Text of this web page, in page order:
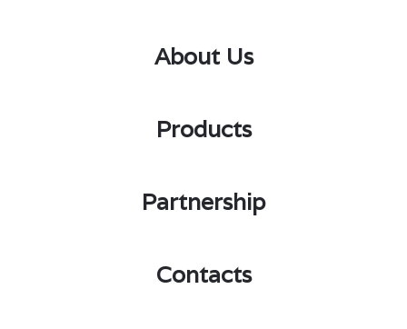
About Us
Products
Partnership
Contacts